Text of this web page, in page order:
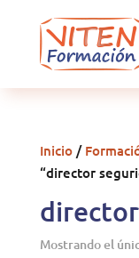
Inicio/
“director
Mostrando el